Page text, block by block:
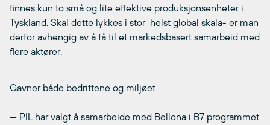
finnes kun to små og lite effektive produksjonsenheter i
Tyskland. Skal dette lykkes i stor  helst global skala- er man
derfor avhengig av å få til et markedsbasert samarbeid med
flere aktører.
Gavner både bedriftene og miljøet
— PIL har valgt å samarbeide med Bellona i B7 programmet